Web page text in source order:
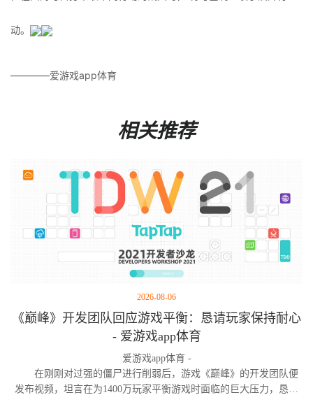
动。
————爱游戏app体育
相关推荐
2026-08-06
《巅峰》开发团队回应游戏平衡：恳请玩家保持耐心
- 爱游戏app体育
爱游戏app体育 -
在刚刚对过强的僵尸进行削弱后，游戏《巅峰》的开发团队便
发布视频，坦言在为1400万玩家平衡游戏时面临的巨大压力，恳请